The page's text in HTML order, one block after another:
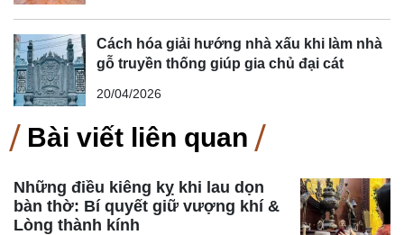
Cách hóa giải hướng nhà xấu khi làm nhà
gỗ truyền thống giúp gia chủ đại cát
20/04/2026
Bài viết liên quan
Những điều kiêng kỵ khi lau dọn
bàn thờ: Bí quyết giữ vượng khí &
Lòng thành kính